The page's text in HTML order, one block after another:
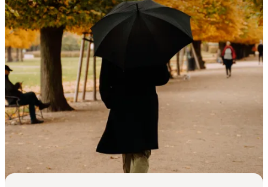
This is Copenhagen
Aktiviteter
Spis & drik
Områder
Planlæg din tur
CopenPay
Copenhagen Card